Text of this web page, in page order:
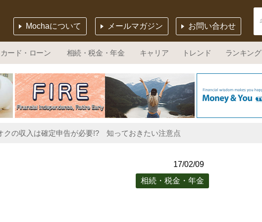
お問い合わせ
メールマガジン
Mochaについて
カード・ローン 相続・税金・年金 キャリア トレンド ランキング
クの収入は確定申告が必要!? 知っておきたい注意点
17/02/09
相続・税金・年金